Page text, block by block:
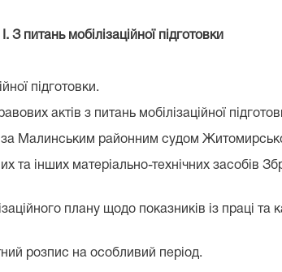
І. З питань мобілізаційної підготовки
підготовки.
актів з питань мобілізаційної
за Малинським районним судом
та інших матеріально-технічних засобів
плану щодо показників із праці
розпис на особливий період.